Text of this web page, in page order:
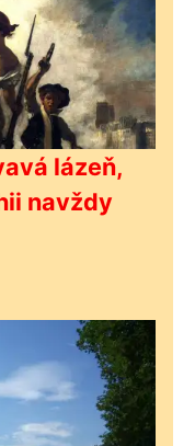
lázeň,
navždy